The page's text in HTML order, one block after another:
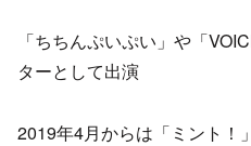
「ちちんぷいぷい」や「
ターとして出演
2019年4月からは「ミント！